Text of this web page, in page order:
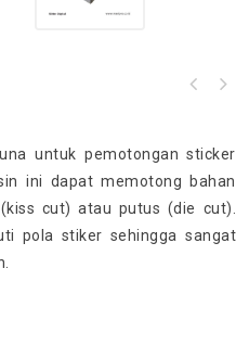
untuk pemotongan sticker
ini dapat memotong bahan
cut) atau putus (die cut).
pola stiker sehingga sangat